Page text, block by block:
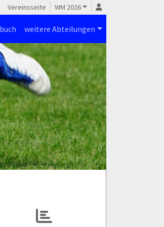
Vereinsseite WM 2026
weitere Abteilungen